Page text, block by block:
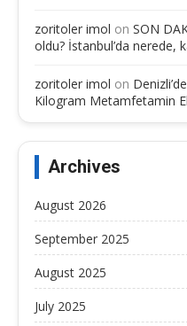
zoritoler imol on SON
oldu? İstanbul’da nerede,
zoritoler imol on
Kilogram Metamfetamin
Archives
August 2026
September 2025
August 2025
July 2025